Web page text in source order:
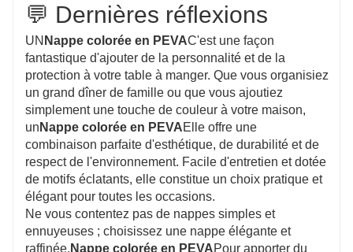
💬 Dernières réflexions
UN Nappe colorée en PEVAC'est une façon
fantastique d'ajouter de la personnalité et de la
protection à votre table à manger. Que vous organisiez
un grand dîner de famille ou que vous ajoutiez
simplement une touche de couleur à votre maison,
un Nappe colorée en PEVAElle offre une
combinaison parfaite d'esthétique, de durabilité et de
respect de l'environnement. Facile d'entretien et dotée
de motifs éclatants, elle constitue un choix pratique et
élégant pour toutes les occasions.
Ne vous contentez pas de nappes simples et
ennuyeuses ; choisissez une nappe élégante et
raffinée. Nappe colorée en PEVAPour apporter du